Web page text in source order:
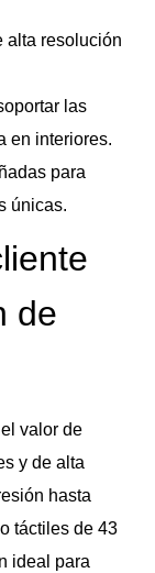
alta resolución
las
en interiores.
para
únicas.
de
valor de
y de alta
hasta
táctiles de 43
ideal para